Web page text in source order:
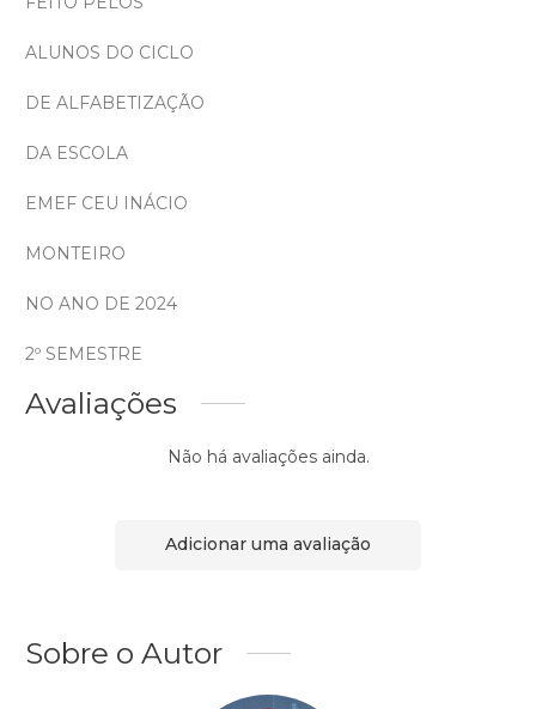
ALUNOS DO CICLO
DE ALFABETIZAÇÃO
DA ESCOLA
EMEF CEU INÁCIO
MONTEIRO
NO ANO DE 2024
2º SEMESTRE
Avaliações
Não há avaliações ainda.
Adicionar uma avaliação
Sobre o Autor